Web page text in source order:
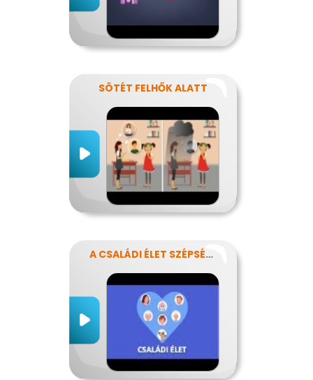
SÖTÉT FELHŐK ALATT
A CSALÁDI ÉLET SZÉPSÉGEI ÉS NEHÉZSÉGEI